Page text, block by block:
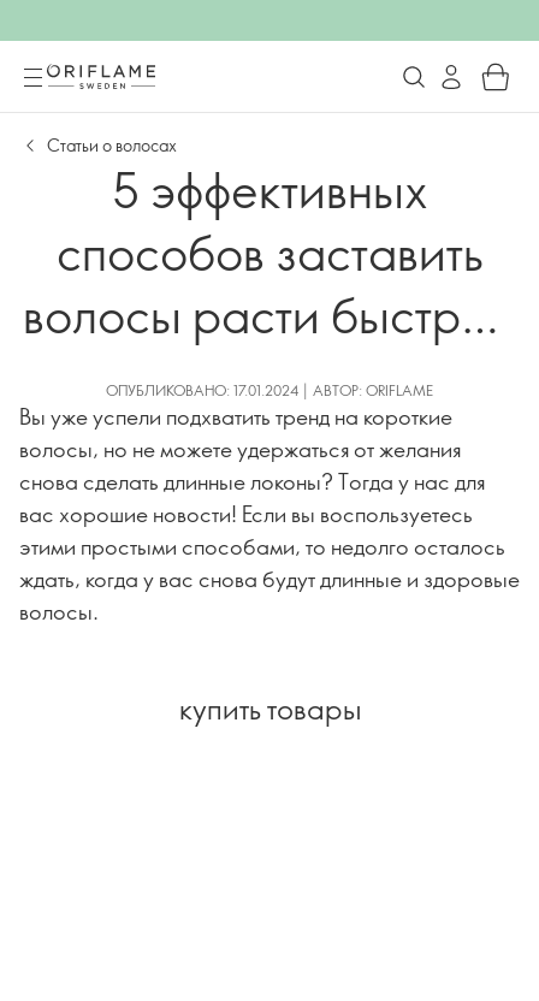
Статьи о волосах
5 эффективных
способов заставить
волосы расти быстрее
и сильнее
ОПУБЛИКОВАНО: 17.01.2024 | АВТОР: ORIFLAME
Вы уже успели подхватить тренд на короткие
волосы, но не можете удержаться от желания
снова сделать длинные локоны? Тогда у нас для
вас хорошие новости! Если вы воспользуетесь
этими простыми способами, то недолго осталось
ждать, когда у вас снова будут длинные и здоровые
волосы.
купить товары